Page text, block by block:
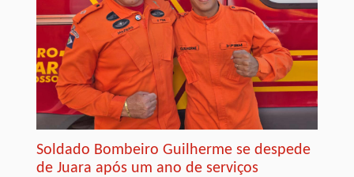
Soldado Bombeiro Guilherme se despede
de Juara após um ano de serviços